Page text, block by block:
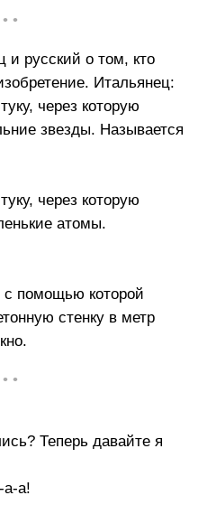
•
и русский о том, кто
Итальянец:
через которую
звезды. Называется
через которую
атомы.
помощью которой
стенку в метр
•
Теперь давайте я
а!